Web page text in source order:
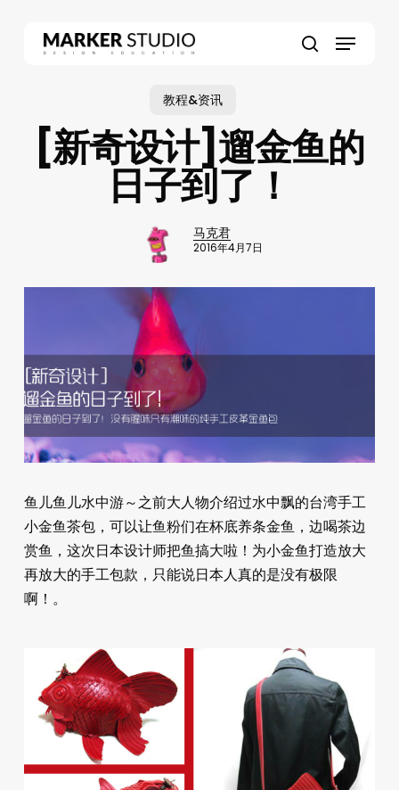
Menu
教程&资讯
[新奇设计]遛金鱼的
日子到了！
马克君
2016年4月7日
鱼儿鱼儿水中游～之前大人物介绍过水中飘的台湾手工
小金鱼茶包，可以让鱼粉们在杯底养条金鱼，边喝茶边
赏鱼，这次日本设计师把鱼搞大啦！为小金鱼打造放大
再放大的手工包款，只能说日本人真的是没有极限
啊！。